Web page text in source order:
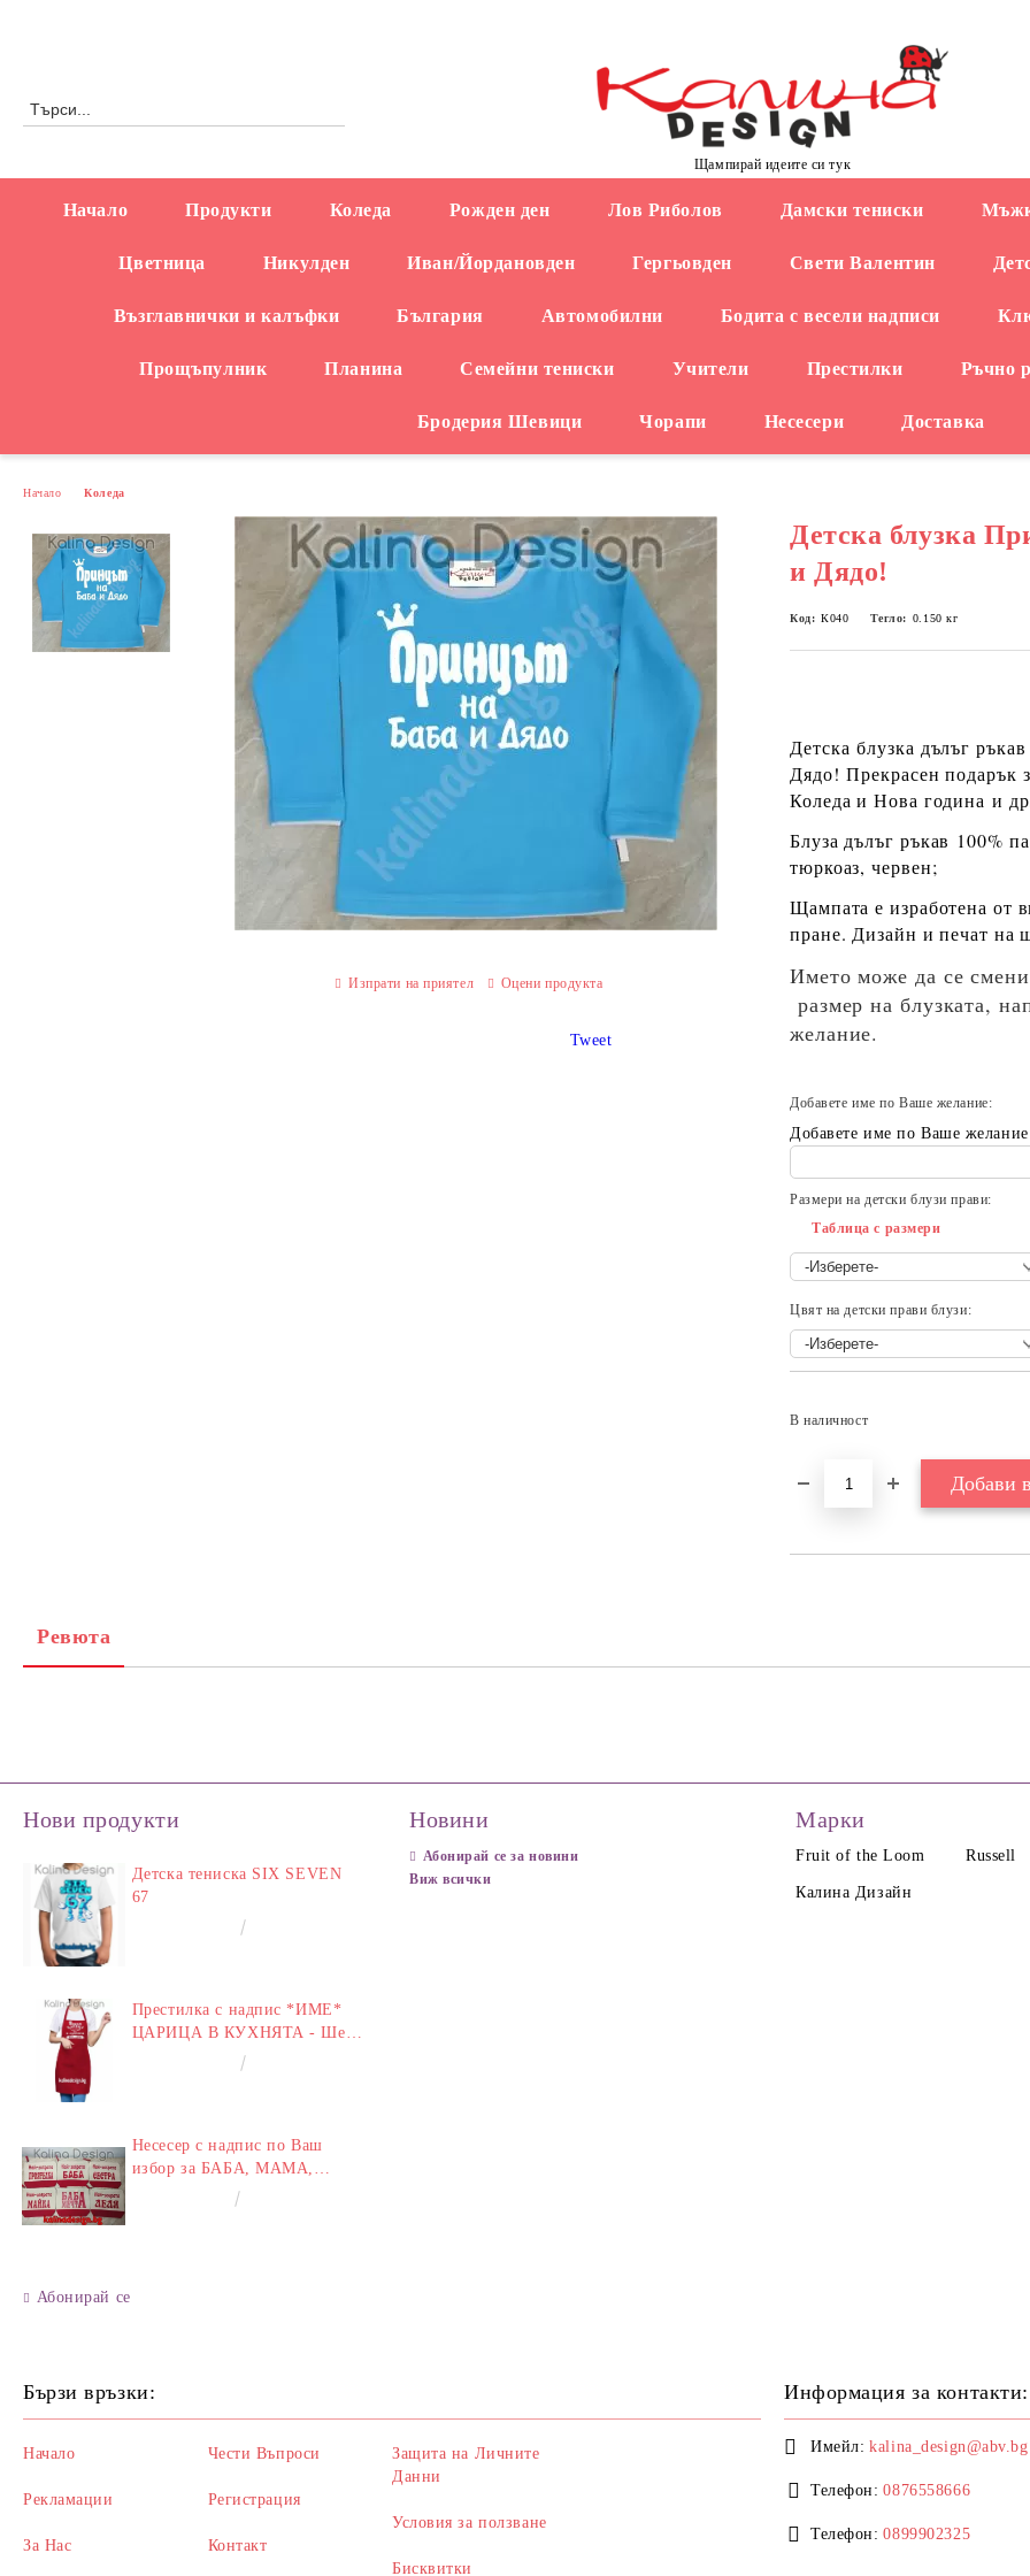
Щампирай идеите си тук
Начало Продукти Коледа Рожден ден Лов Риболов Дамски тениски
Цветница Никулден Иван/Йордановден Гергьовден Свети Валентин
Възглавнички и калъфки България Автомобилни Бодита с весели надписи
Прощъпулник Планина Семейни тениски Учители Престилки Ръчно
Бродерия Шевици Чорапи Несесери Доставка
Начало Коледа
Детска блузка
и Дядо!
Код: К040 Тегло: 0.150 кг
Детскаблузка дълъг
Дядо! Прекрасен подарък
Коледа и Нова година и
Блуза дълъг ръкав 100%
тюркоаз, червен;
Щампата е изработена от
пране. Дизайн и печат на
Името може да се
размер на блузката,
желание.
Добавете име по Ваше желание:
Добавете име по Ваше желание
Размери на детски блузи прави:
Таблица с размери
Цвят на детски прави блузи:
В наличност
Изпрати на приятел Оцени продукта
Tweet
Ревюта
Нови продукти
Детска тениска SIX SEVEN
67
Престилка с надпис *ИМЕ*
ЦАРИЦА В КУХНЯТА - Шеф
Несесер с надпис по Ваш
избор за БАБА, МАМА,
ЛЕЛЯ, СЕСТРА,
Абонирай се
Новини
Абонирай се за новини
Виж всички
Марки
Fruit of the Loom Russell
Калина Дизайн
Бързи връзки:
Начало
Рекламации
За Нас
Чести Въпроси
Регистрация
Контакт
Защита на Личните
Данни
Условия за ползване
Бисквитки
Информация за контакти:
Имейл: kalina_design@abv.bg
Телефон: 0876558666
Телефон: 0899902325